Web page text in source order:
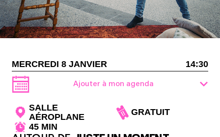
MERCREDI 8 JANVIER 14:30
Ajouter à mon agenda
SALLE
AÉROPLANE
GRATUIT
45 MIN